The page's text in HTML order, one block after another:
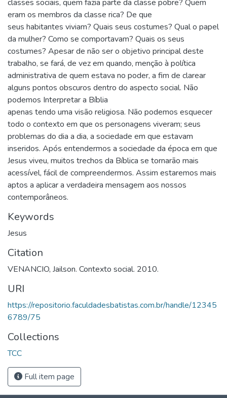
classes sociais, quem fazia parte da classe pobre? Quem
eram os membros da classe rica? De que
seus habitantes viviam? Quais seus costumes? Qual o papel
da mulher? Como se comportavam? Quais os seus
costumes? Apesar de não ser o objetivo principal deste
trabalho, se fará, de vez em quando, menção à política
administrativa de quem estava no poder, a fim de clarear
alguns pontos obscuros dentro do aspecto social. Não
podemos Interpretar a Bíblia
apenas tendo uma visão religiosa. Não podemos esquecer
todo o contexto em que os personagens viveram; seus
problemas do dia a dia, a sociedade em que estavam
inseridos. Após entendermos a sociedade da época em que
Jesus viveu, muitos trechos da Bíblica se tornarão mais
acessível, fácil de compreendermos. Assim estaremos mais
aptos a aplicar a verdadeira mensagem aos nossos
contemporâneos.
Keywords
Jesus
Citation
VENANCIO, Jailson. Contexto social. 2010.
URI
https://repositorio.faculdadesbatistas.com.br/handle/12345
6789/75
Collections
TCC
Full item page